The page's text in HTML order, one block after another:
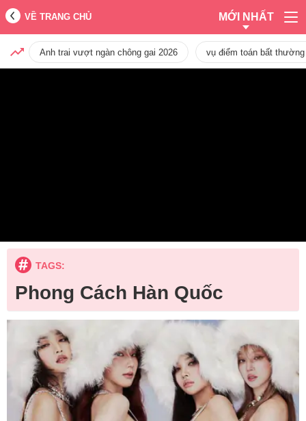
VỀ TRANG CHỦ MỚI NHẤT
Anh trai vượt ngàn chông gai 2026 vụ điểm toán bất
TAGS:
Phong Cách Hàn Quốc